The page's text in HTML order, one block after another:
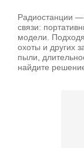
Радиостанции
связи:
модели.
охоты и других
пыли,
найдите